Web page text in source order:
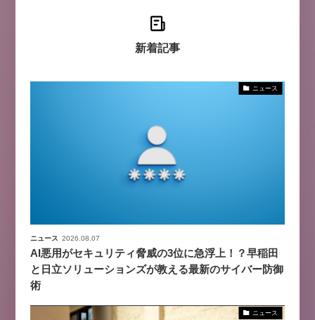
新着記事
ニュース
ニュース 2026.08.07
AI悪用がセキュリティ脅威の3位に急浮上！？早稲田
と日立ソリューションズが教える最新のサイバー防御
術
ニュース